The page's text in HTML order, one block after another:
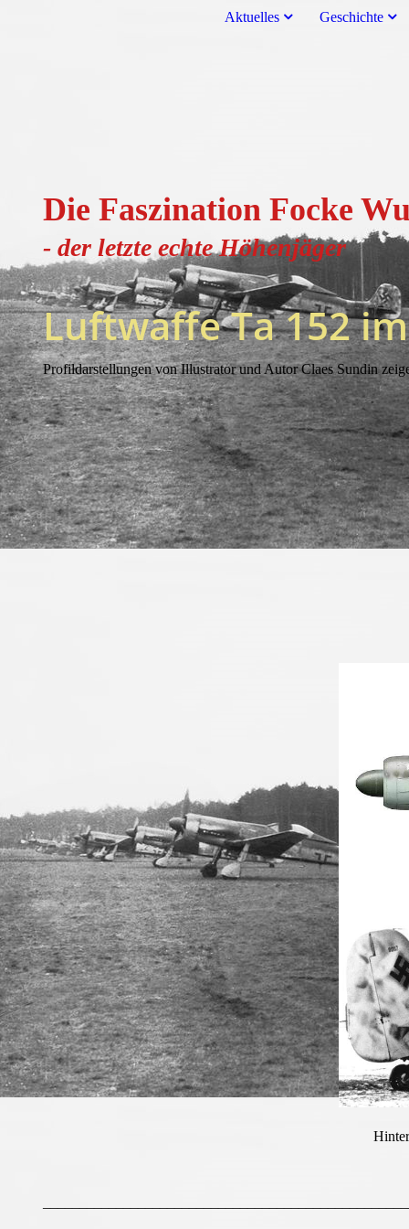
Aktuelles Geschichte
Die Faszination Focke
- der letzte echte Höhenjäger
Luftwaffe Ta 152
Profildarstellungen von Illustrator und Autor Claes Sundin